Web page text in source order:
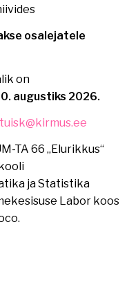
osalejatele
on
augustiks 2026.
TA 66 „Elurikkus“
ja Statistika
Labor koos